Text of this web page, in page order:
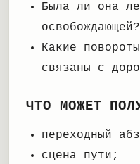
Была ли она
освобождающей?
Какие
связаны с
ЧТО МОЖЕТ
переходный
сцена пути;